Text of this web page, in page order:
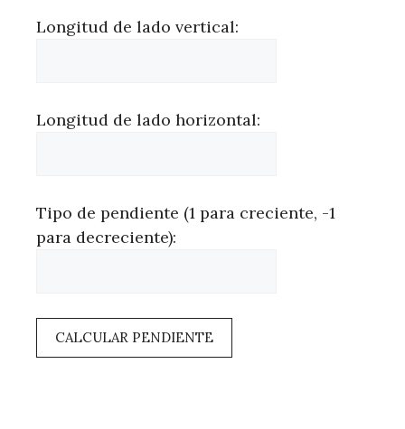
Longitud de lado vertical:
Longitud de lado horizontal:
Tipo de pendiente (1 para creciente, -1
para decreciente):
CALCULAR PENDIENTE